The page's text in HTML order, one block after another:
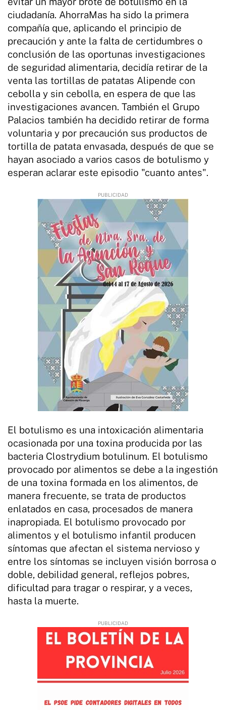
ciudadanía. AhorraMas ha sido la primera
compañía que, aplicando el principio de
precaución y ante la falta de certidumbres o
conclusión de las oportunas investigaciones
de seguridad alimentaria, decidía retirar de la
venta las tortillas de patatas Alipende con
cebolla y sin cebolla, en espera de que las
investigaciones avancen. También el Grupo
Palacios también ha decidido retirar de forma
voluntaria y por precaución sus productos de
tortilla de patata envasada, después de que se
hayan asociado a varios casos de botulismo y
esperan aclarar este episodio "cuanto antes".
El botulismo es una intoxicación alimentaria
ocasionada por una toxina producida por las
bacteria Clostrydium botulinum. El botulismo
provocado por alimentos se debe a la ingestión
de una toxina formada en los alimentos, de
manera frecuente, se trata de productos
enlatados en casa, procesados de manera
inapropiada. El botulismo provocado por
alimentos y el botulismo infantil producen
síntomas que afectan el sistema nervioso y
entre los síntomas se incluyen visión borrosa o
doble, debilidad general, reflejos pobres,
dificultad para tragar o respirar, y a veces,
hasta la muerte.